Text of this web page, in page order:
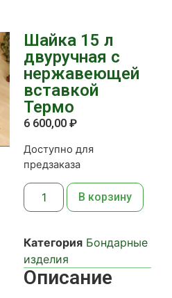
Шайка 15 л
двуручная с
нержавеющей
вставкой
Термо
6 600,00 ₽
Доступно для
предзаказа
В корзину
Категория Бондарные
изделия
Описание